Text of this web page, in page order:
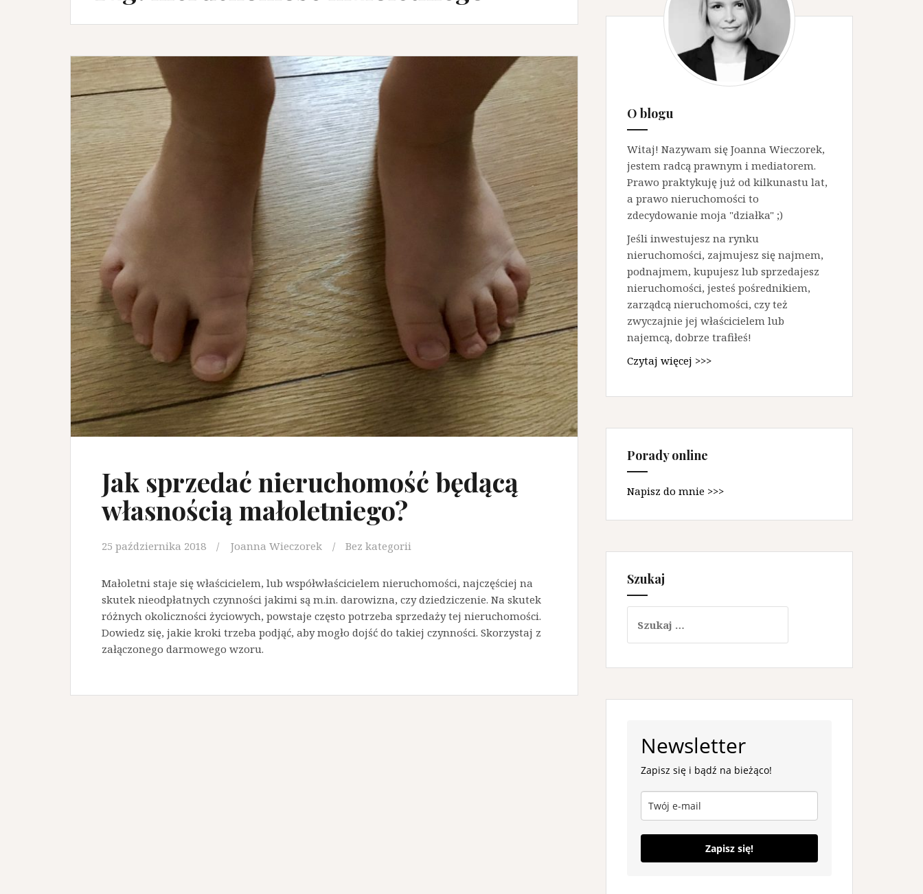
Jak sprzedać nieruchomość będącą
własnością małoletniego?
25 października 2018 Joanna Wieczorek Bez kategorii
Małoletni staje się właścicielem, lub współwłaścicielem nieruchomości, najczęściej na
skutek nieodpłatnych czynności jakimi są m.in. darowizna, czy dziedziczenie. Na skutek
różnych okoliczności życiowych, powstaje często potrzeba sprzedaży tej nieruchomości.
Dowiedz się, jakie kroki trzeba podjąć, aby mogło dojść do takiej czynności. Skorzystaj z
załączonego darmowego wzoru.
O blogu
Witaj! Nazywam się Joanna Wieczorek,
jestem radcą prawnym i mediatorem.
Prawo praktykuję już od kilkunastu lat,
a prawo nieruchomości to
zdecydowanie moja "działka" ;)
Jeśli inwestujesz na rynku
nieruchomości, zajmujesz się najmem,
podnajmem, kupujesz lub sprzedajesz
nieruchomości, jesteś pośrednikiem,
zarządcą nieruchomości, czy też
zwyczajnie jej właścicielem lub
najemcą, dobrze trafiłeś!
Czytaj więcej >>>
Porady online
Napisz do mnie >>>
Szukaj
Newsletter
Zapisz się i bądź na bieżąco!
Zapisz się!